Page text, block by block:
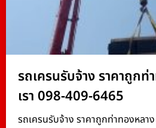
รถเครนรับจ้าง ราคาถูก
เรา 098-409-6465
รถเครนรับจ้าง ราคาถูกท่าทองหลา